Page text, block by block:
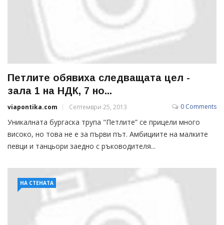
Петлите обявиха следващата цел -
зала 1 на НДК, 7 но...
viapontika.com Септември 25, 2013 0 Comments
Уникалната бургаска трупа "Петлите” се прицели много
високо, но това не е за първи път. Амбициите на малките
певци и танцьори заедно с ръководителя...
НА СТЕНАТА